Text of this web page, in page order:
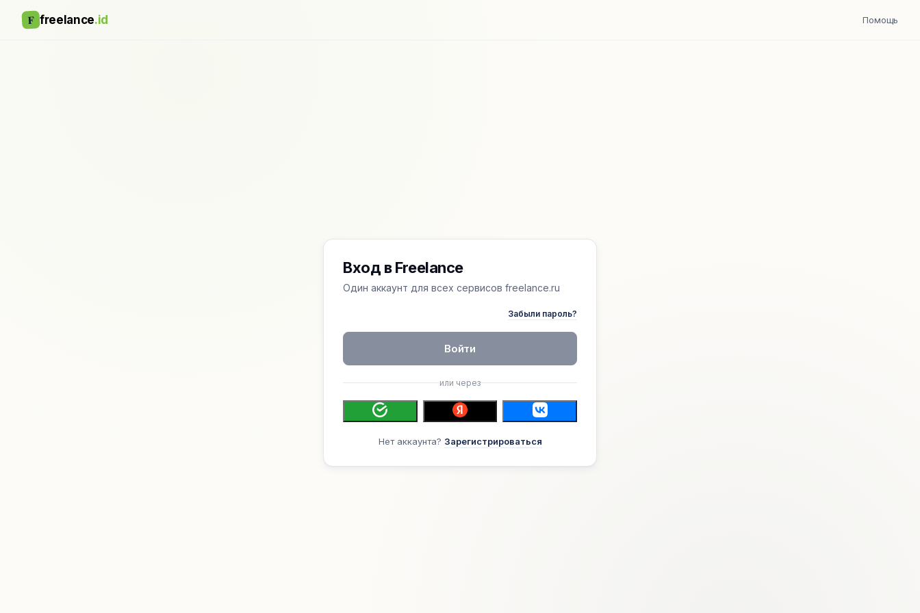
F freelance.id Помощь
Вход в Freelance
Один аккаунт для всех сервисов freelance.ru
Забыли пароль?
Войти
или через
Нет аккаунта? Зарегистрироваться